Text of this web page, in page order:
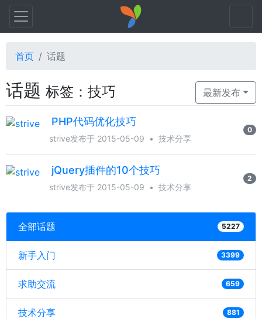
首页 话题
话题 标签：技巧 最新发布
PHP代码优化技巧
strive发布于 2015-05-09 • 技术分享
0
jQuery插件的10个技巧
strive发布于 2015-05-09 • 技术分享
2
全部话题 5227
新手入门 3399
求助交流 659
技术分享 881